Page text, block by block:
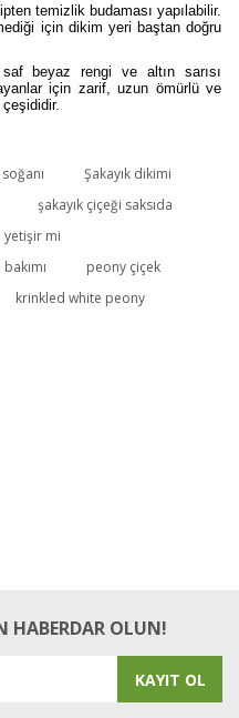
temizlik budaması yapılabilir.
için dikim yeri baştan doğru
beyaz rengi ve altın sarısı
için zarif, uzun ömürlü ve
siz yapın!
Şakayık dikimi
şakayık çiçeği saksıda
yetişir mi
peony çiçek
krinkled white peony
HABERDAR OLUN!
KAYIT OL